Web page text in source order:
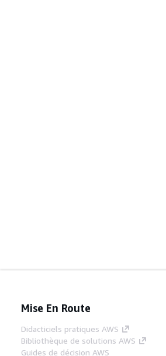
Mise En Route
Didacticiels pratiques AWS
Bibliothèque de solutions AWS
Guides de décision AWS